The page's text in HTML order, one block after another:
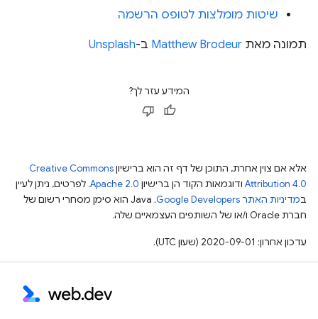
שיטות מומלצות לטופס הרשמה
תמונה מאת Matthew Brodeur ב-Unsplash
המידע עזר לך?
אלא אם צוין אחרת, התוכן של דף זה הוא ברישיוןCreative Commons
Attribution 4.0 ודוגמאות הקוד הן ברישיון Apache 2.0. לפרטים, ניתן לעיין
במדיניות האתר Google Developers‏
.‏ Java הוא סימן מסחרי רשום של
חברת Oracle ו/או של השותפים העצמאיים שלה.
עדכון אחרון: 2020-09-01 (שעון UTC).